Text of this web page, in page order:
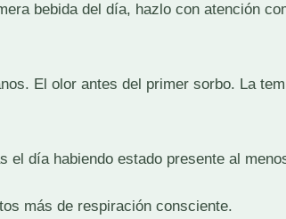
bebida del día, hazlo con atención
El olor antes del primer sorbo. La
el día habiendo estado presente al
más de respiración consciente.